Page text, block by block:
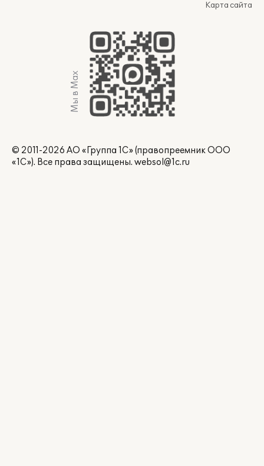
Карта сайта
Мы в Max
© 2011-2026 АО «Группа 1С» (правопреемник ООО
«1С»). Все права защищены. websol@1c.ru